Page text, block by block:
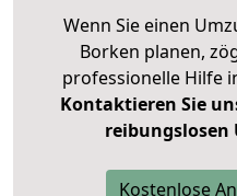
Wenn Sie einen
Borken planen,
professionelle Hilfe
Kontaktieren Sie
reibungslosen
Kostenlose